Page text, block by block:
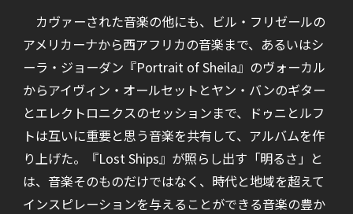
カヴァーされた音楽の他にも、ビル・フリゼールの
アメリカーナから西アフリカの音楽まで、あるいはシ
ーラ・ジョーダン『Portrait of Sheila』のヴォーカル
からアイヴィン・オールセットとヤン・バンのギター
とエレクトロニクスのセッションまで、ドゥニとルフ
トは互いに重要と思う音楽を共有して、アルバムを作
り上げた。『Lost Ships』が照らし出す「明るさ」と
は、音楽そのものだけではなく、時代と地域を超えて
インスピレーションを与えることができる音楽の豊か